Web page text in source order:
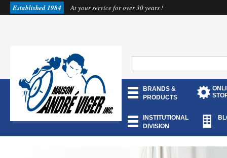
Established 1984 At your service for over 30 years !
BRANDS &
PRODUCTS
INSTITUTIONAL
DIVISION